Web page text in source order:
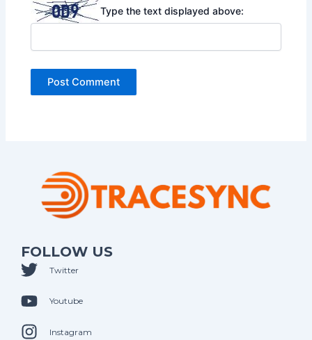
Type the text displayed above:
FOLLOW US
Twitter
Youtube
Instagram